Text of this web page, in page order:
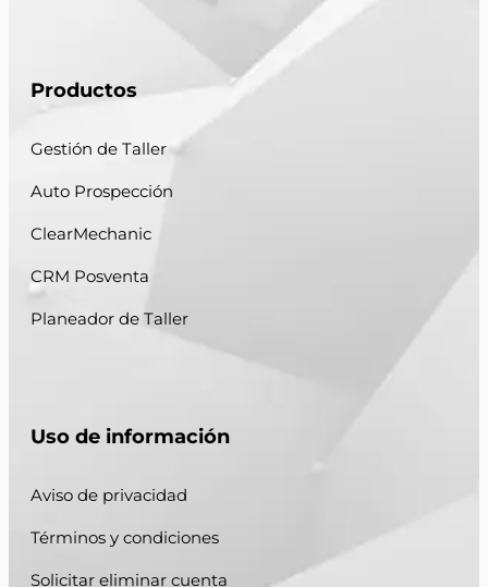
Productos
Gestión de Taller
Auto Prospección
ClearMechanic
CRM Posventa
Planeador de Taller
Uso de información
Aviso de privacidad
Términos y condiciones
Solicitar eliminar cuenta